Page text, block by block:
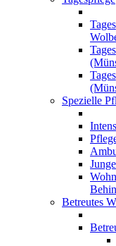
Spezielle
Betreutes